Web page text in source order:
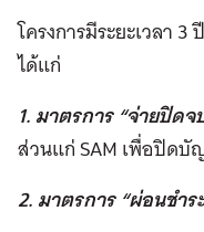
โครงการมีระยะเวลา
ได้แก่
1. มาตรการ “จ่ายปิด
ส่วนแก่ SAM เพื่อปิดบั
2. มาตรการ “ผ่อนชำร